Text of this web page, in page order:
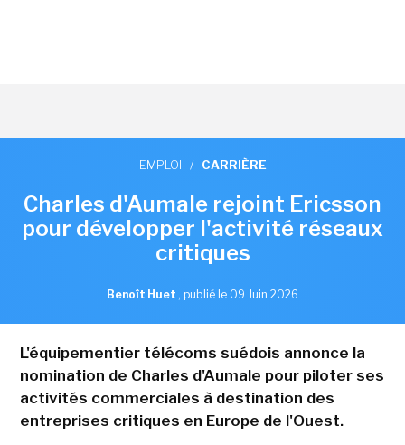
EMPLOI / CARRIÈRE
Charles d'Aumale rejoint Ericsson
pour développer l'activité réseaux
critiques
Benoît Huet , publié le 09 Juin 2026
L'équipementier télécoms suédois annonce la
nomination de Charles d'Aumale pour piloter ses
activités commerciales à destination des
entreprises critiques en Europe de l'Ouest.